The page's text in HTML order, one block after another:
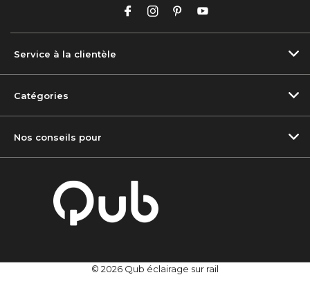
Service à la clientèle
Catégories
Nos conseils pour
© 2026 Qub éclairage sur rail